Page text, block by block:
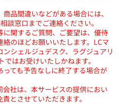
品間違いなどがある場合には、
談窓口までご連絡ください。
に関するご質問、ご要望は、優待
のほどお願いいたします。LCマ
シェルジュデスク、ラグジュアリ
はお受けいたしかねます。
っても予告なしに終了する場合が
会社は、本サービスの提供におい
とさせていただきます。